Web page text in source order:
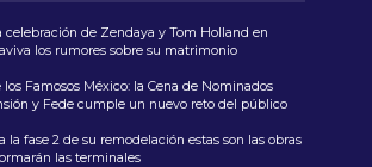
celebración de Zendaya y Tom Holland en
los rumores sobre su matrimonio
los Famosos México: la Cena de Nominados
y Fede cumple un nuevo reto del público
la fase 2 de su remodelación estas son las obras
las terminales